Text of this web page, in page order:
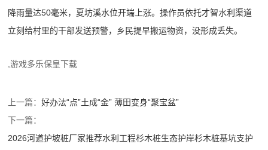
降雨量达50毫米，夏坊溪水位开端上涨。操作员依托才智水利渠道
立刻给村里的干部发送预警，乡民提早搬运物资，没形成丢失。
,游戏多乐保皇下载
上一篇：好办法“点”土成“金” 薄田变身“聚宝盆”
下一篇：
2026河道护坡桩厂家推荐水利工程杉木桩生态护岸杉木桩基坑支护